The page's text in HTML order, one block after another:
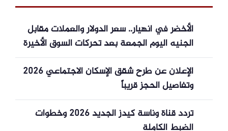
الأخضر في انهيار.. سعر الدولار والعملات مقابل
الجنيه اليوم الجمعة بعد تحركات السوق الأخيرة
الإعلان عن طرح شقق الإسكان الاجتماعي 2026
وتفاصيل الحجز قريباً
تردد قناة وناسة كيدز الجديد 2026 وخطوات